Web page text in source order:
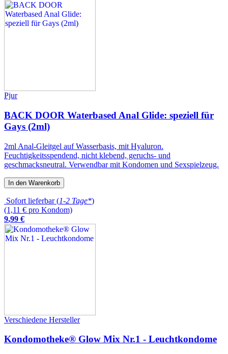
Pjur
BACK DOOR Waterbased Anal Glide: speziell für
Gays (2ml)
2ml Anal-Gleitgel auf Wasserbasis, mit Hyaluron.
Feuchtigkeitsspendend, nicht klebend, geruchs- und
geschmacksneutral. Verwendbar mit Kondomen und Sexspielzeug.
In den Warenkorb
Sofort lieferbar (1-2 Tage*)
(1,11 € pro Kondom)
9,99 €
Verschiedene Hersteller
Kondomotheke® Glow Mix Nr.1 - Leuchtkondome